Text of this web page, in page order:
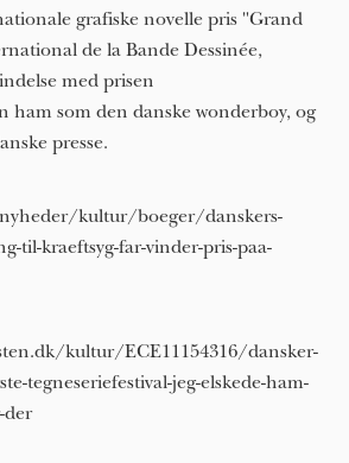
grafiske novelle pris "Grand
de la Bande Dessinée,
med prisen
som den danske wonderboy, og
presse.
kultur/boeger/danskers-
til-kraeftsyg-far-vinder-pris-paa-
kultur/ECE11154316/dansker-
tegneseriefestival-jeg-elskede-ham-
der